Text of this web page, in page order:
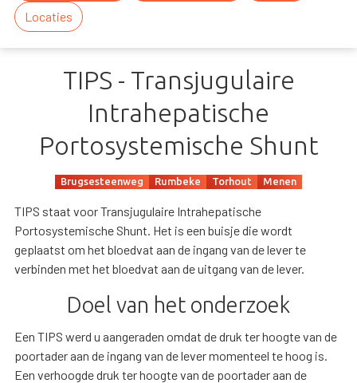
Locaties
TIPS - Transjugulaire
Intrahepatische
Portosystemische Shunt
Brugsesteenweg Rumbeke Torhout Menen
TIPS staat voor Transjugulaire Intrahepatische
Portosystemische Shunt. Het is een buisje die wordt
geplaatst om het bloedvat aan de ingang van de lever te
verbinden met het bloedvat aan de uitgang van de lever.
Doel van het onderzoek
Een TIPS werd u aangeraden omdat de druk ter hoogte van de
poortader aan de ingang van de lever momenteel te hoog is.
Een verhoogde druk ter hoogte van de poortader aan de